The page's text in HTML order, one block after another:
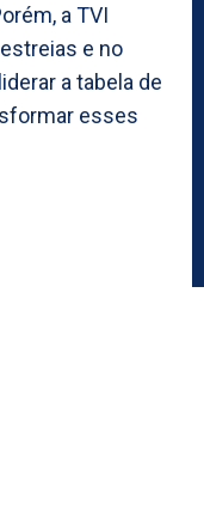
a TVI
e no
a tabela de
esses